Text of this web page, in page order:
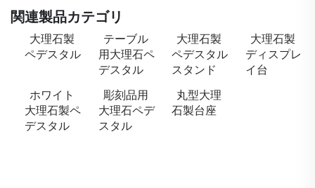
関連製品カテゴリ
大理石製
ペデスタル
テーブル
用大理石ペ
デスタル
大理石製
ペデスタル
スタンド
大理石製
ディスプレ
イ台
ホワイト
大理石製ペ
デスタル
彫刻品用
大理石ペデ
スタル
丸型大理
石製台座